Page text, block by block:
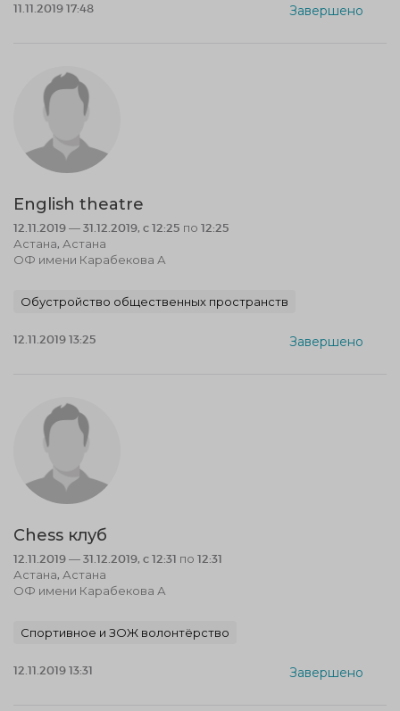
11.11.2019 17:48 Завершено
English theatre
12.11.2019 — 31.12.2019, c 12:25 по 12:25
Астана, Астана
ОФ имени Карабекова А
Обустройство общественных пространств
12.11.2019 13:25 Завершено
Chess клуб
12.11.2019 — 31.12.2019, c 12:31 по 12:31
Астана, Астана
ОФ имени Карабекова А
Спортивное и ЗОЖ волонтёрство
12.11.2019 13:31 Завершено